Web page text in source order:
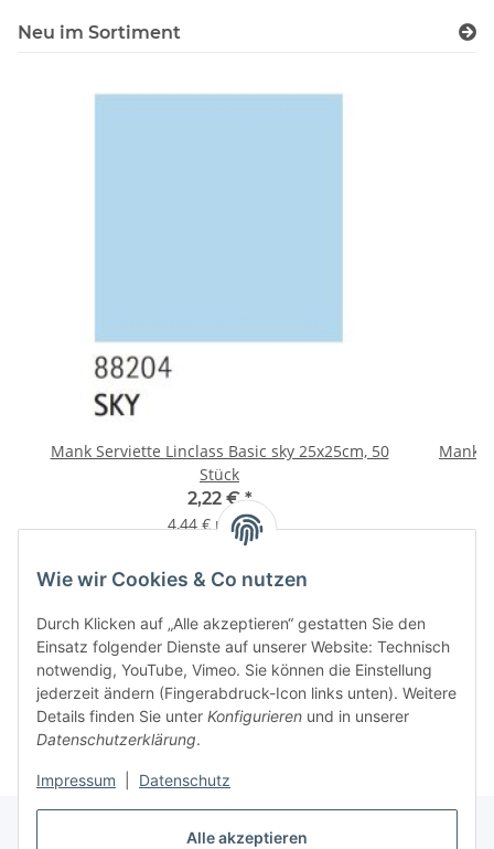
Alle akzeptieren
Wie wir Cookies & Co nutzen
Durch Klicken auf „Alle akzeptieren“ gestatten Sie den
Einsatz folgender Dienste auf unserer Website: Technisch
notwendig, YouTube, Vimeo. Sie können die Einstellung
jederzeit ändern (Fingerabdruck-Icon links unten). Weitere
Details finden Sie unter Konfigurieren und in unserer
Datenschutzerklärung.
Impressum Datenschutz
Neu im Sortiment
Mank Serviette Linclass Basic sky 25x25cm, 50
Stück
2,22 €*
4,44 € pro 100
Mank